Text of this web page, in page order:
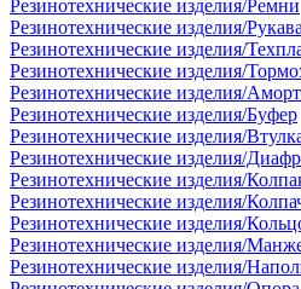
Резинотехнические изделия/Ремни
Резинотехнические изделия/Рукава
Резинотехнические изделия/
Резинотехнические изделия/
Резинотехнические изделия/
Резинотехнические изделия/Буфер
Резинотехнические изделия/
Резинотехнические изделия/
Резинотехнические изделия/
Резинотехнические изделия/
Резинотехнические изделия/
Резинотехнические изделия/
Резинотехнические изделия/